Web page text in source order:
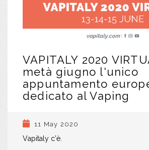
VAPITALY 2020
metà giugno l'unico
appuntamento
dedicato al Vaping
11 May 2020
Vapitaly c’è.